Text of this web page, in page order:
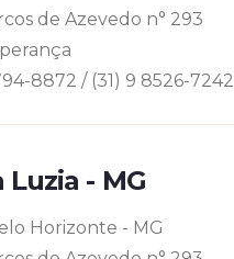
de Azevedo n° 293
8872 / (31) 9 8526-7242
Luzia - MG
Horizonte - MG